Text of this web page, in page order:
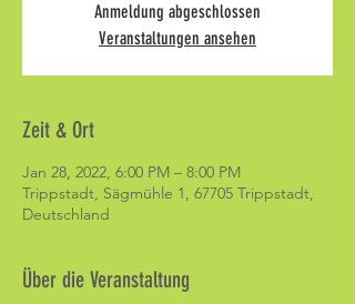
Anmeldung abgeschlossen
Veranstaltungen ansehen
Zeit & Ort
Jan 28, 2022, 6:00 PM – 8:00 PM
Trippstadt, Sägmühle 1, 67705 Trippstadt,
Deutschland
Über die Veranstaltung